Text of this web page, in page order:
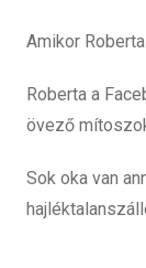
Amikor
Roberta a
övező
Sok oka van